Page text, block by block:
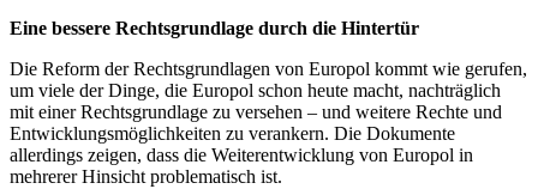
Eine bessere Rechtsgrundlage durch die Hintertür
Die Reform der Rechtsgrundlagen von Europol kommt wie gerufen,
um viele der Dinge, die Europol schon heute macht, nachträglich
mit einer Rechtsgrundlage zu versehen – und weitere Rechte und
Entwicklungsmöglichkeiten zu verankern. Die Dokumente
allerdings zeigen, dass die Weiterentwicklung von Europol in
mehrerer Hinsicht problematisch ist.